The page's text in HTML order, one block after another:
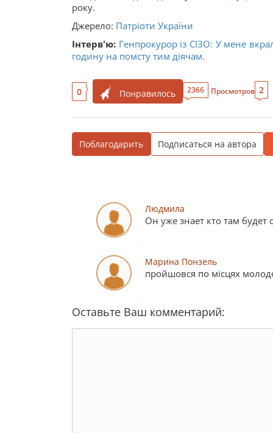
року.
Джерело: Патріоти України
Інтерв'ю: Генпрокурор із СІЗО: У мене
годину на помсту тим діячам.
0 Понравилось 2366 Просмотров 2
Поблагодарить Подписаться на автора
Людмила
Он уже знает кто там будет
Марина Понзель
пройшовся по місцях
Оставьте Ваш комментарий: